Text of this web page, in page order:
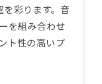
彩ります。音
を組み合わせ
ト性の高いプ